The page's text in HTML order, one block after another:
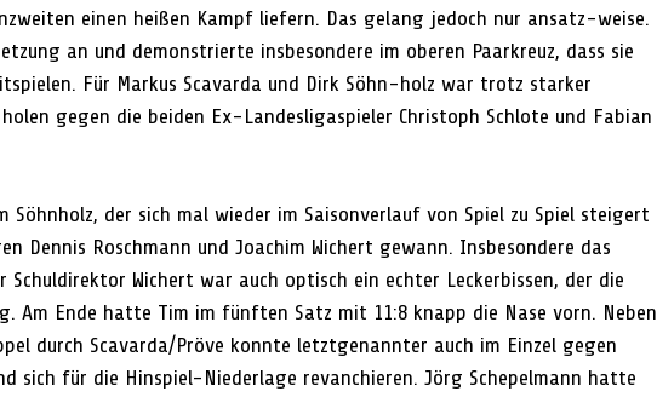
einen heißen Kampf liefern. Das gelang jedoch nur ansatz-weise.
an und demonstrierte insbesondere im oberen Paarkreuz, dass sie
Für Markus Scavarda und Dirk Söhn-holz war trotz starker
gegen die beiden Ex-Landesligaspieler Christoph Schlote und Fabian
Söhnholz, der sich mal wieder im Saisonverlauf von Spiel zu Spiel steigert
Dennis Roschmann und Joachim Wichert gewann. Insbesondere das
Schuldirektor Wichert war auch optisch ein echter Leckerbissen, der die
Am Ende hatte Tim im fünften Satz mit 11:8 knapp die Nase vorn. Neben
durch Scavarda/Pröve konnte letztgenannter auch im Einzel gegen
sich für die Hinspiel-Niederlage revanchieren. Jörg Schepelmann hatte